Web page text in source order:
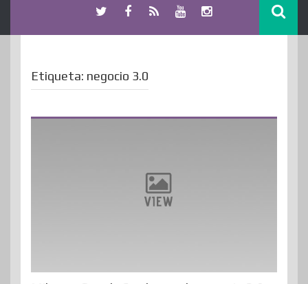
Etiqueta: negocio 3.0